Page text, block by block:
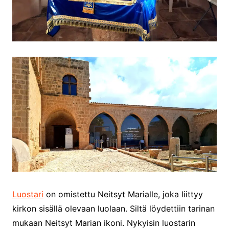
Luostari on omistettu Neitsyt Marialle, joka liittyy
kirkon sisällä olevaan luolaan. Siltä löydettiin tarinan
mukaan Neitsyt Marian ikoni. Nykyisin luostarin